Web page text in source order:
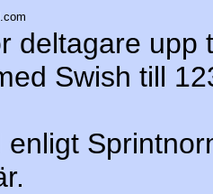
deltagare upp
Swish till
enligt